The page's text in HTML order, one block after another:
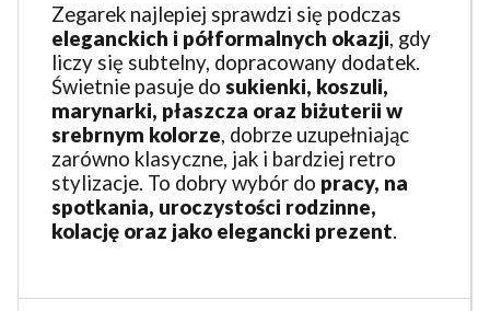
Zegarek najlepiej sprawdzi się podczas
eleganckich i półformalnych okazji, gdy
liczy się subtelny, dopracowany dodatek.
Świetnie pasuje do sukienki, koszuli,
marynarki, płaszcza oraz biżuterii w
srebrnym kolorze, dobrze uzupełniając
zarówno klasyczne, jak i bardziej retro
stylizacje. To dobry wybór do pracy, na
spotkania, uroczystości rodzinne,
kolację oraz jako elegancki prezent.